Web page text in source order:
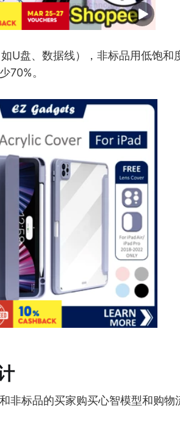
U盘、数据线），非标品用低饱和
70%。
非标品的买家购买心智模型和购物